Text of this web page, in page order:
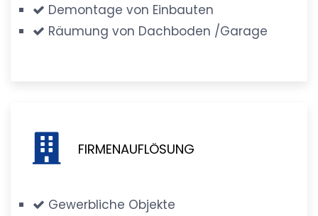
Demontage von Einbauten
Räumung von Dachboden /Garage
FIRMENAUFLÖSUNG
Gewerbliche Objekte